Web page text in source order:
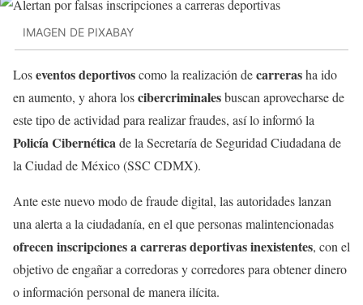
IMAGEN DE PIXABAY
Loseventos deportivoscomo la realización decarrerasha ido
en aumento, y ahora loscibercriminalesbuscan aprovecharse de
este tipo de actividad para realizar fraudes, así lo informó la
Policía Cibernéticade la Secretaría de Seguridad Ciudadana de
la Ciudad de México (SSC CDMX).
Ante este nuevo modo de fraude digital, las autoridades lanzan
una alerta a la ciudadanía, en el que personas malintencionadas
ofrecen inscripciones a carreras deportivas inexistentes, con el
objetivo de engañar a corredoras y corredores para obtener dinero
o información personal de manera ilícita.